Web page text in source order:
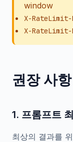
window
X-RateLimit-
X-RateLimit-
권장 사항
1. 프롬프트
최상의 결과를